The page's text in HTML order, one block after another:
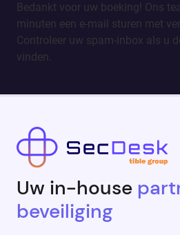
Bedankt voor uw boeking! Ons
minuten een e-mail sturen met
Controleer uw spam-inbox als u
vinden.
Uw in-house
beveiliging